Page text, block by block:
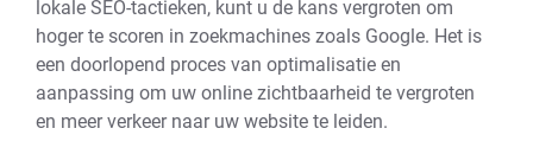
lokale SEO-tactieken, kunt u de kans vergroten om
hoger te scoren in zoekmachines zoals Google. Het is
een doorlopend proces van optimalisatie en
aanpassing om uw online zichtbaarheid te vergroten
en meer verkeer naar uw website te leiden.